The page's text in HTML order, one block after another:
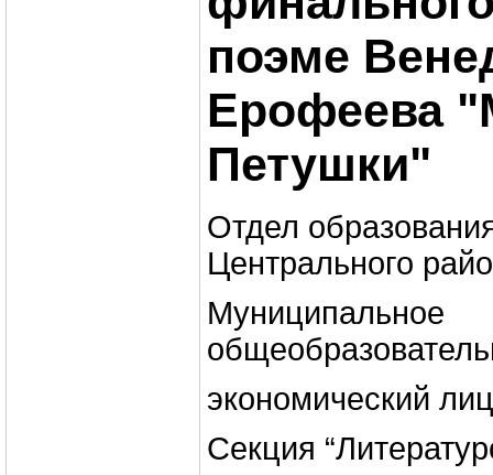
поэме
Ерофеева
Петушки"
Отдел
Центрального
Муниципальное
экономический
Секция